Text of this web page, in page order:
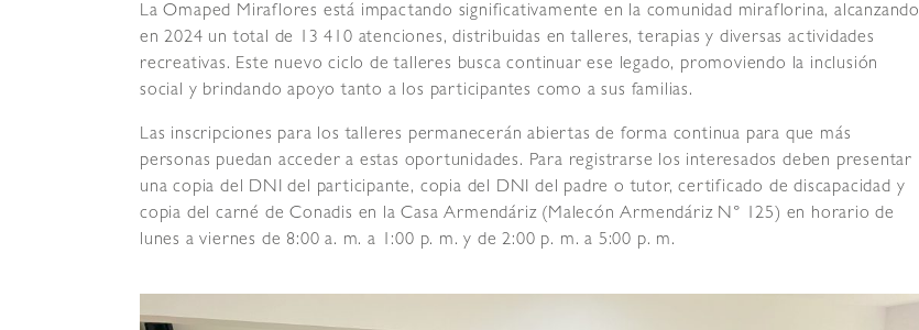
La Omaped Miraflores está impactando significativamente en la comunidad miraflorina, alcanzando
en 2024 un total de 13 410 atenciones, distribuidas en talleres, terapias y diversas actividades
recreativas. Este nuevo ciclo de talleres busca continuar ese legado, promoviendo la inclusión
social y brindando apoyo tanto a los participantes como a sus familias.
Las inscripciones para los talleres permanecerán abiertas de forma continua para que más
personas puedan acceder a estas oportunidades. Para registrarse los interesados deben presentar
una copia del DNI del participante, copia del DNI del padre o tutor, certificado de discapacidad y
copia del carné de Conadis en la Casa Armendáriz (Malecón Armendáriz N° 125) en horario de
lunes a viernes de 8:00 a. m. a 1:00 p. m. y de 2:00 p. m. a 5:00 p. m.